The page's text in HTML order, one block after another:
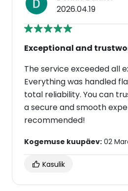
2026.04.19
Exceptional and
The service exceeded all
Everything was handled
total reliability. You can
a secure and smooth
recommended!
Kogemuse kuupäev: 02
Kasulik